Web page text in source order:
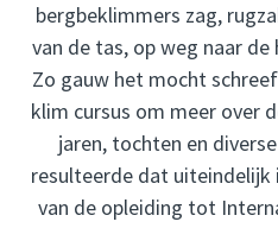
bergbeklimmers zag,
van de tas, op weg naar
Zo gauw het mocht
klim cursus om meer over
jaren, tochten en
resulteerde dat uiteindelijk
van de opleiding tot